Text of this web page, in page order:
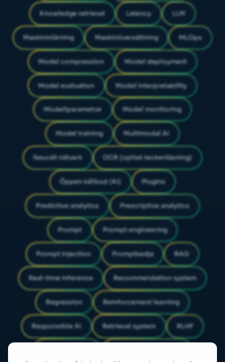
Knowledge retrieval Latency LLM
Maskininlärning Maskinöversättning MLOps
Model compression Model deployment
Model evaluation Model interpretability
Modellparametrar Model monitoring
Model training Multimodal AI
Neuralt nätverk OCR (optisk teckenläsning)
Öppen källkod (AI) Plugins
Predictive analytics Prescriptive analytics
Prompt Prompt engineering
Prompt injection Promptkedja RAG
Real-time inference Recommendation system
Regression Reinforcement learning
Responsible AI Retrieval system RLHF